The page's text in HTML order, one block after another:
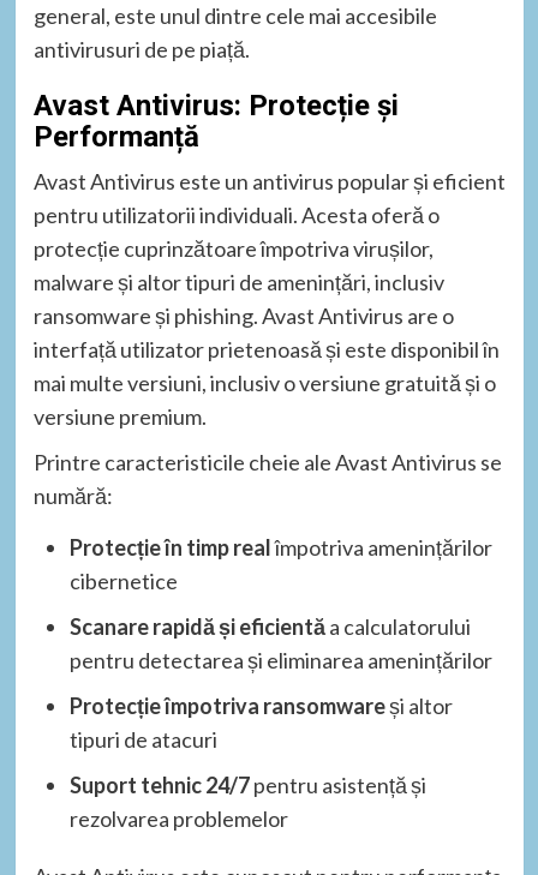
general, este unul dintre cele mai accesibile
antivirusuri de pe piață.
Avast Antivirus: Protecție și
Performanță
Avast Antivirus este un antivirus popular și eficient
pentru utilizatorii individuali. Acesta oferă o
protecție cuprinzătoare împotriva virușilor,
malware și altor tipuri de amenințări, inclusiv
ransomware și phishing. Avast Antivirus are o
interfață utilizator prietenoasă și este disponibil în
mai multe versiuni, inclusiv o versiune gratuită și o
versiune premium.
Printre caracteristicile cheie ale Avast Antivirus se
numără:
Protecție în timp realîmpotriva amenințărilor
cibernetice
Scanare rapidă și eficientăa calculatorului
pentru detectarea și eliminarea amenințărilor
Protecție împotriva ransomwareși altor
tipuri de atacuri
Suport tehnic 24/7pentru asistență și
rezolvarea problemelor